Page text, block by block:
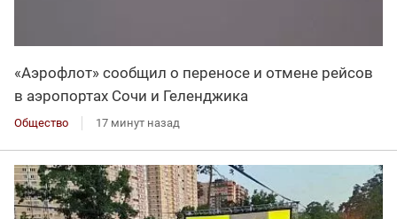
«Аэрофлот» сообщил о переносе и отмене рейсов
в аэропортах Сочи и Геленджика
Общество 17 минут назад